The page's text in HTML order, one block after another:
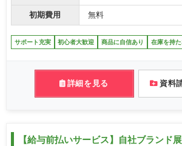
初期費用 無料
サポート充実 初心者大歓迎 商品に自信あり 在庫を持
詳細を見る 資料
【給与前払いサービス】自社ブランド